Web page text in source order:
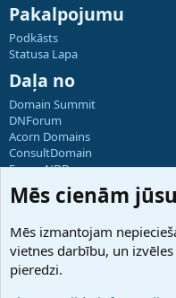
Pakalpojumu
Podkāsts
Statusa Lapa
Daļa no
Domain Summit
DNForum
Acorn Domains
ConsultDomain
ForumNDD
Domainforum.ro
27.be
Hostmaria
Atbalsts
Mēs cienām
Mēs izmantojam
vietnes darbību, un
pieredzi.